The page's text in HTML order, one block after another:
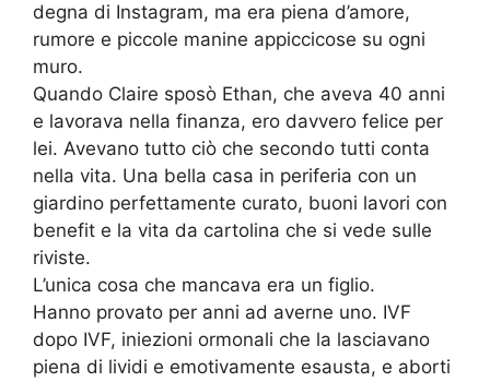
degna di Instagram, ma era piena d’amore,
rumore e piccole manine appiccicose su ogni
muro.
Quando Claire sposò Ethan, che aveva 40 anni
e lavorava nella finanza, ero davvero felice per
lei. Avevano tutto ciò che secondo tutti conta
nella vita. Una bella casa in periferia con un
giardino perfettamente curato, buoni lavori con
benefit e la vita da cartolina che si vede sulle
riviste.
L’unica cosa che mancava era un figlio.
Hanno provato per anni ad averne uno. IVF
dopo IVF, iniezioni ormonali che la lasciavano
piena di lividi e emotivamente esausta, e aborti